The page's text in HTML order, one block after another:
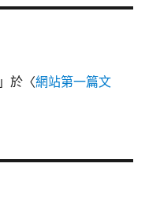
」於〈網站第一篇文